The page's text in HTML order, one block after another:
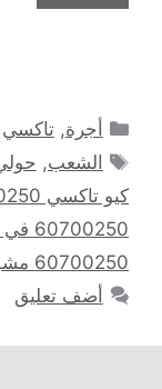
التصنيفات
أجرة,تاكسي
الوسوم
الشعب,
كيو تاكسي 60700250 في حولي
60700250 في محافظة حولي
60700250 مشوار
أضف تعليق